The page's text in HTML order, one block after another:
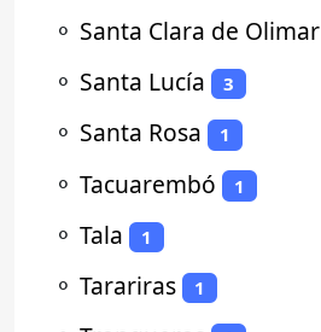
⚬ Santa Clara de Olimar
⚬ Santa Lucía 3
⚬ Santa Rosa 1
⚬ Tacuarembó 1
⚬ Tala 1
⚬ Tarariras 1